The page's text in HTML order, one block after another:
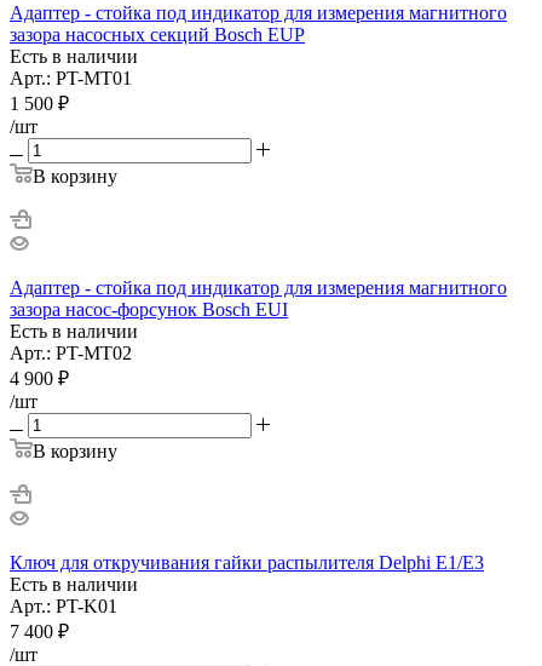
Адаптер - стойка под индикатор для измерения магнитного
зазора насосных секций Bosch EUP
Есть в наличии
Арт.: PT-MT01
1 500 ₽
/шт
В корзину
Адаптер - стойка под индикатор для измерения магнитного
зазора насос-форсунок Bosch EUI
Есть в наличии
Арт.: PT-MT02
4 900 ₽
/шт
В корзину
Ключ для откручивания гайки распылителя Delphi E1/E3
Есть в наличии
Арт.: PT-K01
7 400 ₽
/шт